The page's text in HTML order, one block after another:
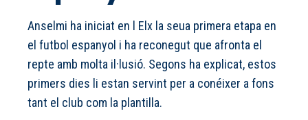
Anselmi ha iniciat en l Elx la seua primera etapa en
el futbol espanyol i ha reconegut que afronta el
repte amb molta il·lusió. Segons ha explicat, estos
primers dies li estan servint per a conéixer a fons
tant el club com la plantilla.